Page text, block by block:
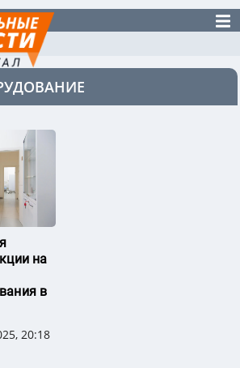
на
в
20:18